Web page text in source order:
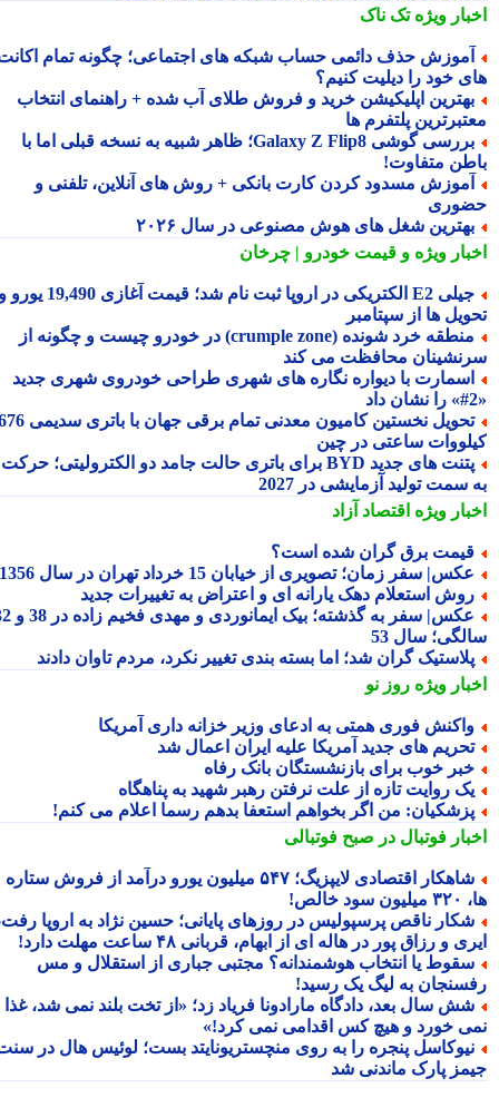
ویژهتک ناک
حذف دائمی حساب شبکه های اجتماعی؛ چگونه تمام اکانت
خود را دیلیت کنیم؟
اپلیکیشن خرید و فروش طلای آب شده + راهنمای انتخاب
پلتفرم ها
بررسی گوشی Galaxy Z Flip8؛ ظاهر شبیه به نسخه قبلی اما با
متفاوت!
مسدود کردن کارت بانکی + روش های آنلاین، تلفنی و
شغل های هوش مصنوعی در سال ۲۰۲۶
ویژهو قیمت خودرو | چرخان
جیلی E2 الکتریکی در اروپا ثبت نام شد؛ قیمت آغازی 19,490 یورو و
ها از سپتامبر
منطقه خرد شونده (crumple zone) در خودرو چیست و چگونه از
محافظت می کند
با دیواره نگاره های شهری طراحی خودروی شهری جدید
تحویل نخستین کامیون معدنی تمام برقی جهان با باتری سدیمی 676
ساعتی در چین
پتنت های جدید BYD برای باتری حالت جامد دو الکترولیتی؛ حرکت
سمت تولید آزمایشی در 2027
ویژهاقتصاد آزاد
برق گران شده است؟
سفر زمان؛ تصویری از خیابان 15 خرداد تهران در سال 1356
استعلام دهک یارانه ای و اعتراض به تغییرات جدید
عکس| سفر به گذشته؛ بیک ایمانوردی و مهدی فخیم زاده در 38 و 32
سال 53
گران شد؛ اما بسته بندی تغییر نکرد، مردم تاوان دادند
ویژهروز نو
فوری همتی به ادعای وزیر خزانه داری آمریکا
های جدید آمریکا علیه ایران اعمال شد
خوب برای بازنشستگان بانک رفاه
روایت تازه از علت نرفتن رهبر شهید به پناهگاه
من اگر بخواهم استعفا بدهم رسما اعلام می کنم!
فوتبال در صبح فوتبالی
شاهکار اقتصادی لایپزیگ؛ ۵۴۷ میلیون یورو درآمد از فروش ستاره
ناقص پرسپولیس در روزهای پایانی؛ حسین نژاد به اروپا رفت،
و رزاق پور در هاله ای از ابهام، قربانی ۴۸ ساعت مهلت دارد!
یا انتخاب هوشمندانه؟ مجتبی جباری از استقلال و مس
به لیگ یک رسید!
سال بعد، دادگاه مارادونا فریاد زد؛ «از تخت بلند نمی شد، غذا
خورد و هیچ کس اقدامی نمی کرد!»
پنجره را به روی منچستریونایتد بست؛ لوئیس هال در سنت
پارک ماندنی شد